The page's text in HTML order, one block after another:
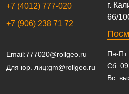
г.
66/
+7 (4012) 777-020
+7 (906) 238 71 72
Email:777020@rollgeo.ru
Для юр. лиц:gm@rollgeo.ru
Пн-
Сб:
Вс: